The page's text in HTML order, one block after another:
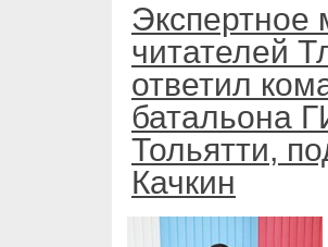
Экспертное
читателей
ответил
батальона
Тольятти,
Качкин